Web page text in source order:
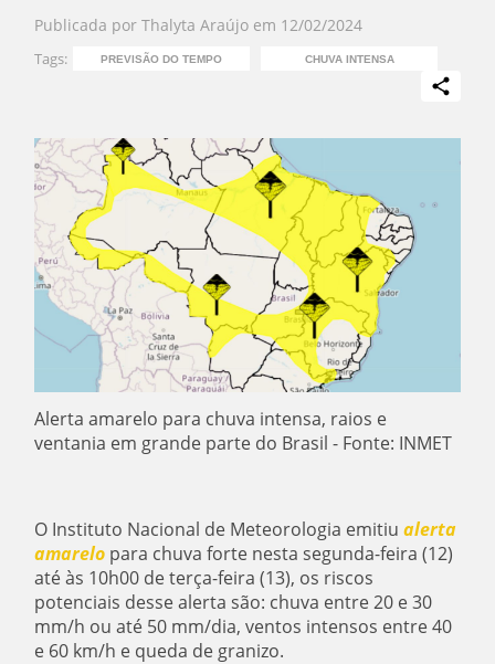
Publicada por Thalyta Araújo em 12/02/2024
Tags: PREVISÃO DO TEMPO CHUVA INTENSA
Alerta amarelo para chuva intensa, raios e
ventania em grande parte do Brasil - Fonte: INMET
O Instituto Nacional de Meteorologia emitiualerta
amarelo para chuva forte nestasegunda-feira (12)
até às 10h00 de terça-feira (13), os riscos
potenciais desse alerta são: chuva entre 20 e 30
mm/h ou até 50 mm/dia, ventos intensos entre 40
e 60 km/h e queda de granizo.